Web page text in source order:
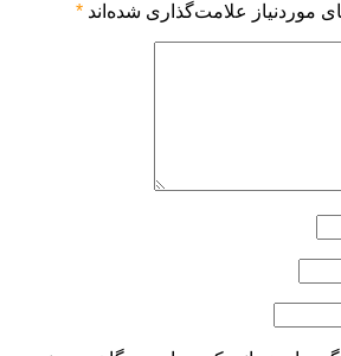
موردنیاز علامت‌گذاری شده‌اند *